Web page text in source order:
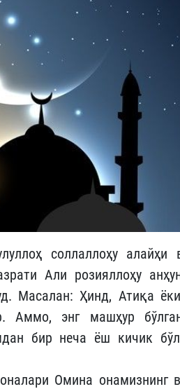
соллаллоҳу алайҳи
Али розияллоҳу
Масалан: Ҳинд, Атиқа
Аммо, энг машҳур
бир неча ёш кичик
Омина онамизнинг